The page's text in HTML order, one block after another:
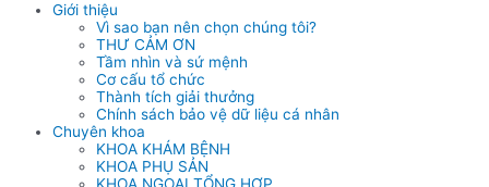
Giới thiệu
Vì sao bạn nên chọn chúng tôi?
THƯ CẢM ƠN
Tầm nhìn và sứ mệnh
Cơ cấu tổ chức
Thành tích giải thưởng
Chính sách bảo vệ dữ liệu cá nhân
Chuyên khoa
KHOA KHÁM BỆNH
KHOA PHỤ SẢN